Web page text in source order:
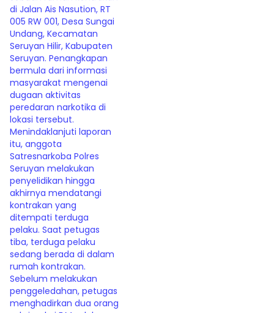
di Jalan Ais Nasution, RT
005 RW 001, Desa Sungai
Undang, Kecamatan
Seruyan Hilir, Kabupaten
Seruyan. Penangkapan
bermula dari informasi
masyarakat mengenai
dugaan aktivitas
peredaran narkotika di
lokasi tersebut.
Menindaklanjuti laporan
itu, anggota
Satresnarkoba Polres
Seruyan melakukan
penyelidikan hingga
akhirnya mendatangi
kontrakan yang
ditempati terduga
pelaku. Saat petugas
tiba, terduga pelaku
sedang berada di dalam
rumah kontrakan.
Sebelum melakukan
penggeledahan, petugas
menghadirkan dua orang